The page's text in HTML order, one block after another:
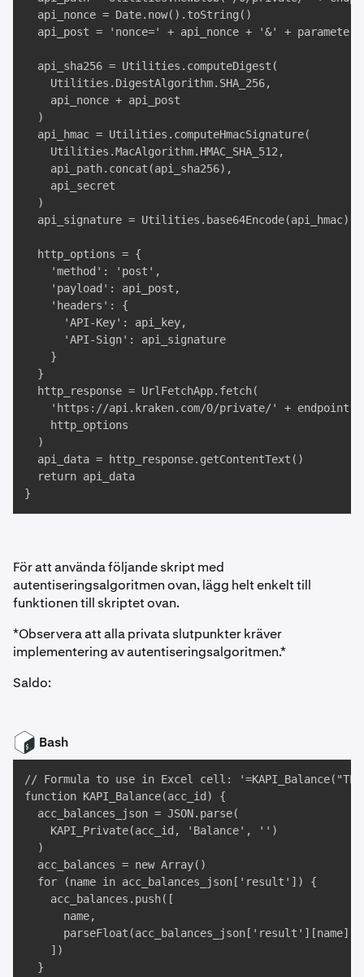
  api_nonce = Date.now().toString()
  api_post = 'nonce=' + api_nonce + '&' + parameters
  api_sha256 = Utilities.computeDigest(
    Utilities.DigestAlgorithm.SHA_256,
    api_nonce + api_post
  )
  api_hmac = Utilities.computeHmacSignature(
    Utilities.MacAlgorithm.HMAC_SHA_512,
    api_path.concat(api_sha256),
    api_secret
  )
  api_signature = Utilities.base64Encode(api_hmac)
  http_options = {
    'method': 'post',
    'payload': api_post,
    'headers': {
      'API-Key': api_key,
      'API-Sign': api_signature
    }
  }
  http_response = UrlFetchApp.fetch(
    'https://api.kraken.com/0/private/' + endpoint,
    http_options
  )
  api_data = http_response.getContentText()
  return api_data
}
För att använda följande skript med
autentiseringsalgoritmen ovan, lägg helt enkelt till
funktionen till skriptet ovan.
*Observera att alla privata slutpunkter kräver
implementering av autentiseringsalgoritmen.*
Saldo:
Bash
// Formula to use in Excel cell:
function KAPI_Balance(acc_id) {
  acc_balances_json = JSON.parse(
    KAPI_Private(acc_id, 'Balance', '')
  )
  acc_balances = new Array()
  for (name in acc_balances_json['result']) {
    acc_balances.push([
      name,
      parseFloat(acc_balances_json['result'][name])
    ])
  }